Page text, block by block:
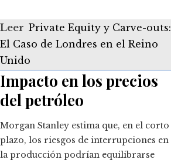
Leer Private Equity y Carve-outs:
El Caso de Londres en el Reino
Unido
Impacto en los precios
del petróleo
Morgan Stanley estima que, en el corto
plazo, los riesgos de interrupciones en
la producción podrían equilibrarse